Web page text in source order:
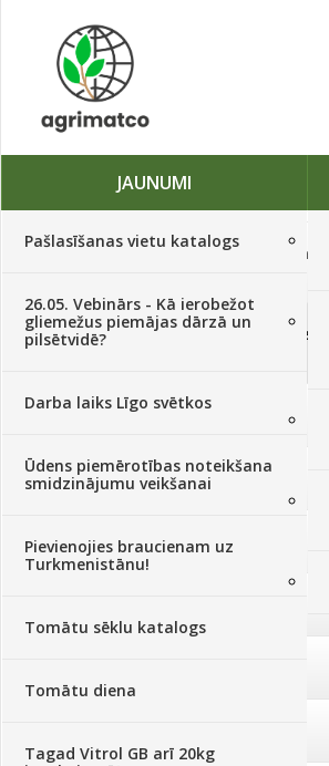
JAUNUMI
Pašlasīšanas vietu katalogs
26.05. Vebinārs - Kā ierobežot
gliemežus piemājas dārzā un
pilsētvidē?
Darba laiks Līgo svētkos
Ūdens piemērotības noteikšana
smidzinājumu veikšanai
Pievienojies braucienam uz
Turkmenistānu!
Tomātu sēklu katalogs
Tomātu diena
Tagad Vitrol GB arī 20kg
Traktori, tehnika, rezerves daļas,
Sēklas, sīpoli, ķiploki, sīpolpuķes,
kartupeļi
Augu aizsardzība(366)
Mēslojumi(495)
Augsne, kūdra, mulča